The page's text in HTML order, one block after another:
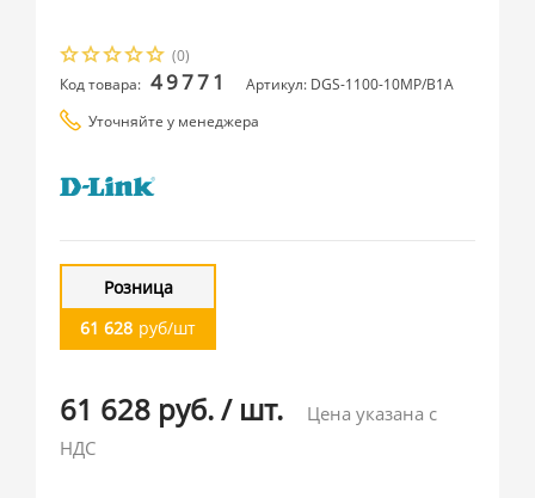
(0)
Код товара: 49771
Артикул: DGS-1100-10MP/B1A
Уточняйте у менеджера
Розница
61 628 руб/шт
61 628 руб./ шт.
Цена указана с
НДС